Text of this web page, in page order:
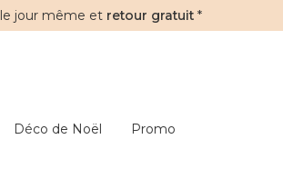
le jour même et retour gratuit *
Déco de Noël Promo